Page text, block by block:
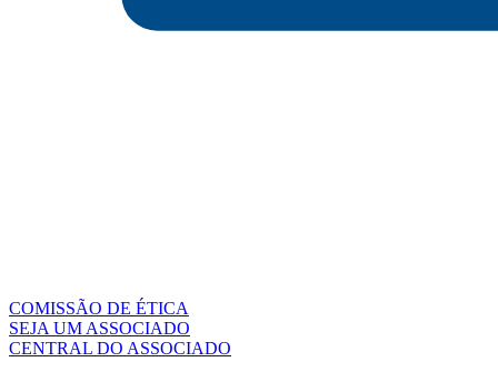
COMISSÃO DE ÉTICA
SEJA UM ASSOCIADO
CENTRAL DO ASSOCIADO